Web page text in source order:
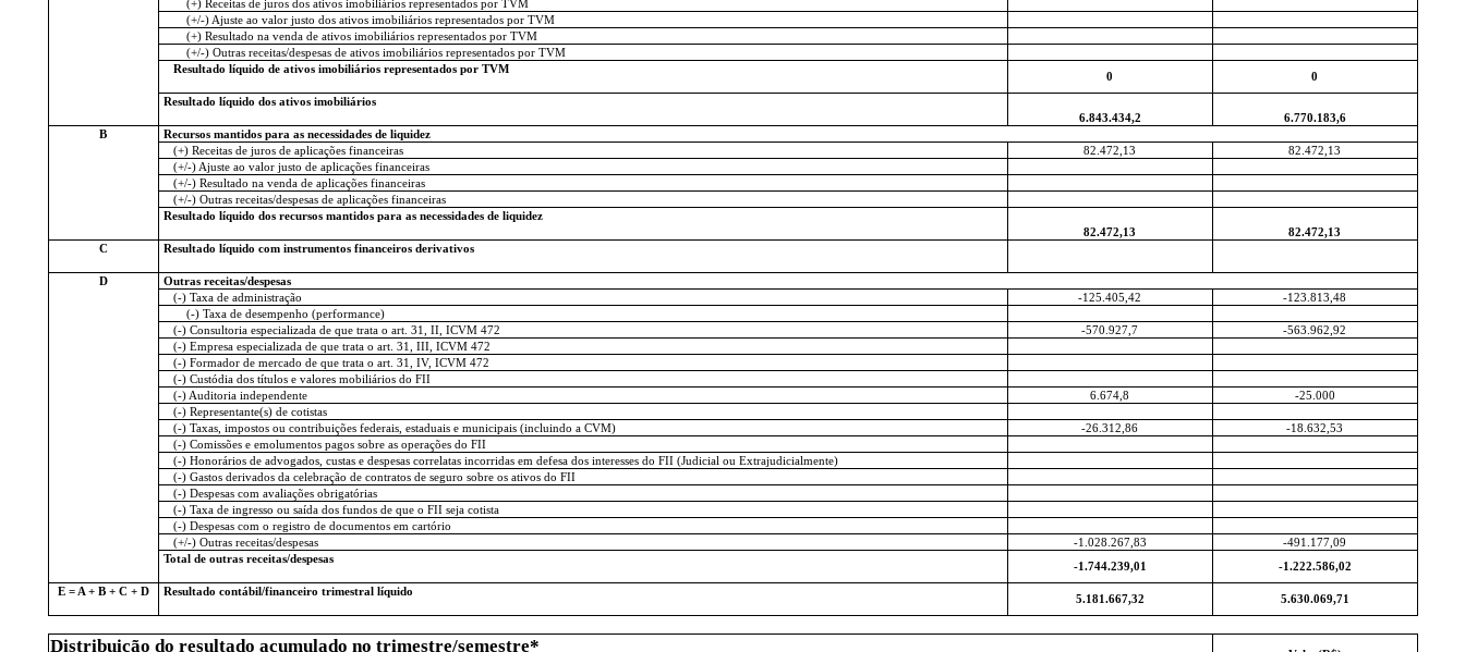
(+) Receitas de juros dos ativos imobiliários representados por TVM
(+/-) Ajuste ao valor justo dos ativos imobiliários representados por TVM
(+) Resultado na venda de ativos imobiliários representados por TVM
(+/-) Outras receitas/despesas de ativos imobiliários representados por TVM
Resultado líquido de ativos imobiliários representados por TVM
0
0
Resultado líquido dos ativos imobiliários
6.843.434,2
6.770.183,6
B
Recursos mantidos para as necessidades de liquidez
(+) Receitas de juros de aplicações financeiras
82.472,13
82.472,13
(+/-) Ajuste ao valor justo de aplicações financeiras
(+/-) Resultado na venda de aplicações financeiras
(+/-) Outras receitas/despesas de aplicações financeiras
Resultado líquido dos recursos mantidos para as necessidades de liquidez
82.472,13
82.472,13
C
Resultado líquido com instrumentos financeiros derivativos
D
Outras receitas/despesas
(-) Taxa de administração
-125.405,42
-123.813,48
(-) Taxa de desempenho (performance)
(-) Consultoria especializada de que trata o art. 31, II, ICVM 472
-570.927,7
-563.962,92
(-) Empresa especializada de que trata o art. 31, III, ICVM 472
(-) Formador de mercado de que trata o art. 31, IV, ICVM 472
(-) Custódia dos títulos e valores mobiliários do FII
(-) Auditoria independente
6.674,8
-25.000
(-) Representante(s) de cotistas
(-) Taxas, impostos ou contribuições federais, estaduais e municipais (incluindo a CVM)
-26.312,86
-18.632,53
(-) Comissões e emolumentos pagos sobre as operações do FII
(-) Honorários de advogados, custas e despesas correlatas incorridas em defesa dos interesses do FII (Judicial ou Extrajudicialmente)
(-) Gastos derivados da celebração de contratos de seguro sobre os ativos do FII
(-) Despesas com avaliações obrigatórias
(-) Taxa de ingresso ou saída dos fundos de que o FII seja cotista
(-) Despesas com o registro de documentos em cartório
(+/-) Outras receitas/despesas
-1.028.267,83
-491.177,09
Total de outras receitas/despesas
-1.744.239,01
-1.222.586,02
E = A + B + C + D
Resultado contábil/financeiro trimestral líquido
5.181.667,32 5.630.069,71
Distribuição do resultado acumulado no trimestre/semestre*